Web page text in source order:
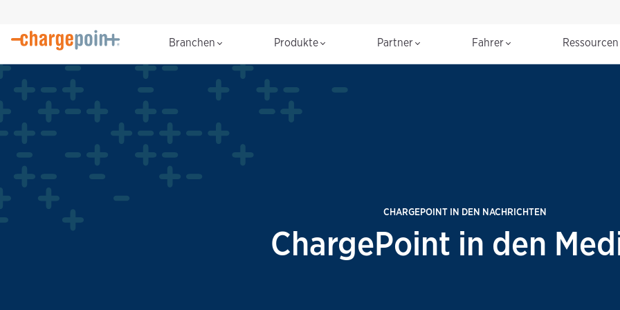
Branchen Produkte Partner Fahrer
CHARGEPOINT IN DEN NACHRICHTEN
ChargePoint in den